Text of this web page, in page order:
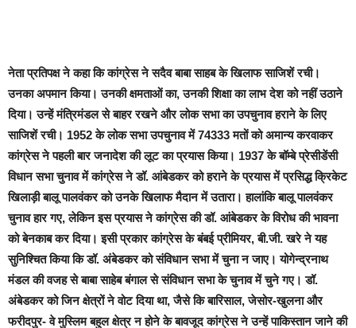
नेता प्रतिपक्ष ने कहा कि कांग्रेस ने सदैव बाबा साहब के खिलाफ साजिशें रची।
उनका अपमान किया। उनकी क्षमताओं का, उनकी शिक्षा का लाभ देश को नहीं उठाने
दिया। उन्हें मंत्रिमंडल से बाहर रखने और लोक सभा का उपचुनाव हराने के लिए
साजिशें रची। 1952 के लोक सभा उपचुनाव में 74333 मतों को अमान्य करवाकर
कांग्रेस ने पहली बार जनादेश की लूट का प्रयास किया। 1937 के बॉम्बे प्रेसीडेंसी
विधान सभा चुनाव में कांग्रेस ने डॉ. आंबेडकर को हराने के प्रयास में प्रसिद्ध क्रिकेट
खिलाड़ी बालू पालवंकर को उनके खिलाफ मैदान में उतारा। हालांकि बालू पालवंकर
चुनाव हार गए, लेकिन इस प्रयास ने कांग्रेस की डॉ. आंबेडकर के विरोध की भावना
को बेनकाब कर दिया। इसी प्रकार कांग्रेस के बंबई प्रीमियर, बी.जी. खरे ने यह
सुनिश्चित किया कि डॉ. अंबेडकर को संविधान सभा में चुना न जाए। योगेन्द्रनाथ
मंडल की वजह से बाबा साहेब बंगाल से संविधान सभा के चुनाव में चुने गए। डॉ.
अंबेडकर को जिन क्षेत्रों ने वोट दिया था, जैसे कि बारिसाल, जेसोर-खुलना और
फरीदपुर- वे मुस्लिम बहुल क्षेत्र न होने के बावजूद कांग्रेस ने उन्हें पाकिस्तान जाने की